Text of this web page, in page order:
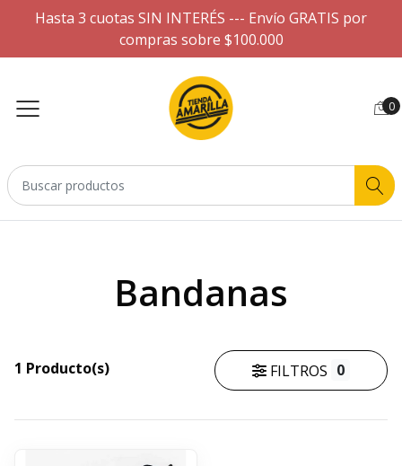
Hasta 3 cuotas SIN INTERÉS --- Envío GRATIS por
compras sobre $100.000
0
Bandanas
1 Producto(s) FILTROS 0